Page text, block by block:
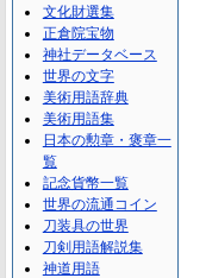
文化財選集
正倉院宝物
神社データベース
世界の文字
美術用語辞典
美術用語集
日本の勲章・褒章一
覧
記念貨幣一覧
世界の流通コイン
刀装具の世界
刀剣用語解説集
神道用語